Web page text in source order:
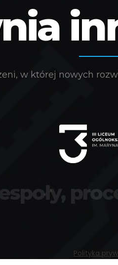
w której nowych
Polityka